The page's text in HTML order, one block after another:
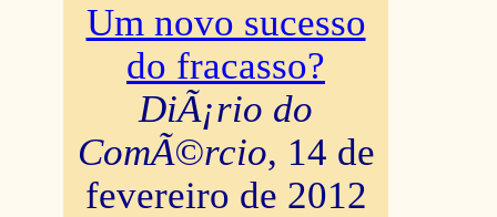
Um novo sucesso
do fracasso?
DiÃ¡rio do
ComÃ©rcio, 14 de
fevereiro de 2012